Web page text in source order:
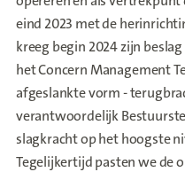
eind 2023 met de
kreeg begin 2024 zijn
het Concern Management
afgeslankte vorm -
verantwoordelijk
slagkracht op het hoogste
Tegelijkertijd pasten we de